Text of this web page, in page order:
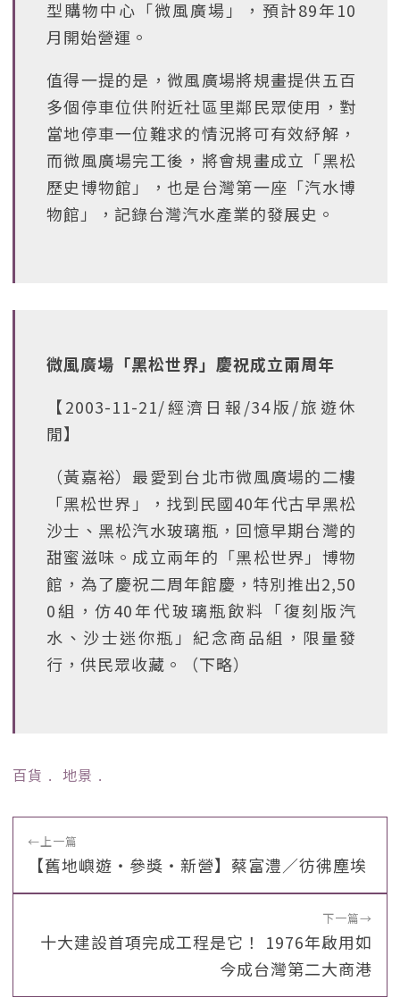
型購物中心「微風廣場」，預計89年10
月開始營運。
值得一提的是，微風廣場將規畫提供五百
多個停車位供附近社區里鄰民眾使用，對
當地停車一位難求的情況將可有效紓解，
而微風廣場完工後，將會規畫成立「黑松
歷史博物館」，也是台灣第一座「汽水博
物館」，記錄台灣汽水產業的發展史。
微風廣場「黑松世界」慶祝成立兩周年
【2003-11-21/經濟日報/34版/旅遊休
閒】
（黃嘉裕）最愛到台北市微風廣場的二樓
「黑松世界」，找到民國40年代古早黑松
沙士、黑松汽水玻璃瓶，回憶早期台灣的
甜蜜滋味。成立兩年的「黑松世界」博物
館，為了慶祝二周年館慶，特別推出2,50
0組，仿40年代玻璃瓶飲料「復刻版汽
水、沙士迷你瓶」紀念商品組，限量發
行，供民眾收藏。（下略）
百貨 ﹒ 地景 ﹒
←上一篇
【舊地嶼遊‧參獎‧新營】蔡富澧／彷彿塵埃
下一篇→
十大建設首項完成工程是它！ 1976年啟用如
今成台灣第二大商港